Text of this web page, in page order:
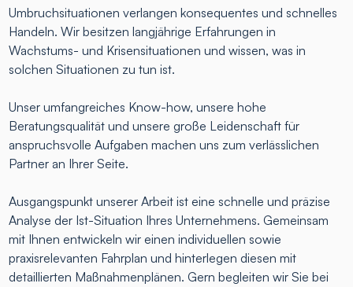
Umbruchsituationen verlangen konsequentes und schnelles
Handeln. Wir besitzen langjährige Erfahrungen in
Wachstums- und Krisensituationen und wissen, was in
solchen Situationen zu tun ist.
Unser umfangreiches Know-how, unsere hohe
Beratungsqualität und unsere große Leidenschaft für
anspruchsvolle Aufgaben machen uns zum verlässlichen
Partner an Ihrer Seite.
Ausgangspunkt unserer Arbeit ist eine schnelle und präzise
Analyse der Ist-Situation Ihres Unternehmens. Gemeinsam
mit Ihnen entwickeln wir einen individuellen sowie
praxisrelevanten Fahrplan und hinterlegen diesen mit
detaillierten Maßnahmenplänen. Gern begleiten wir Sie bei